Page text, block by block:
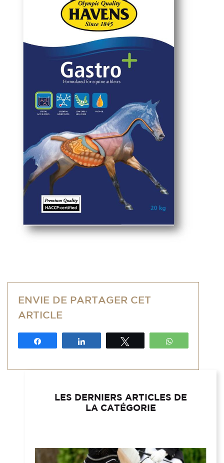
ENVIE DE PARTAGER CET
ARTICLE
LES DERNIERS ARTICLES DE
LA CATÉGORIE